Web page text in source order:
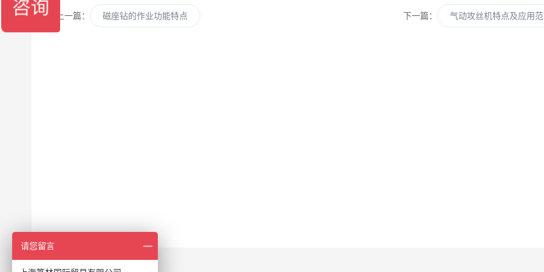
上一篇： 磁座钻的作业功能特点 下一篇： 气动攻丝机特点及应用
请您留言